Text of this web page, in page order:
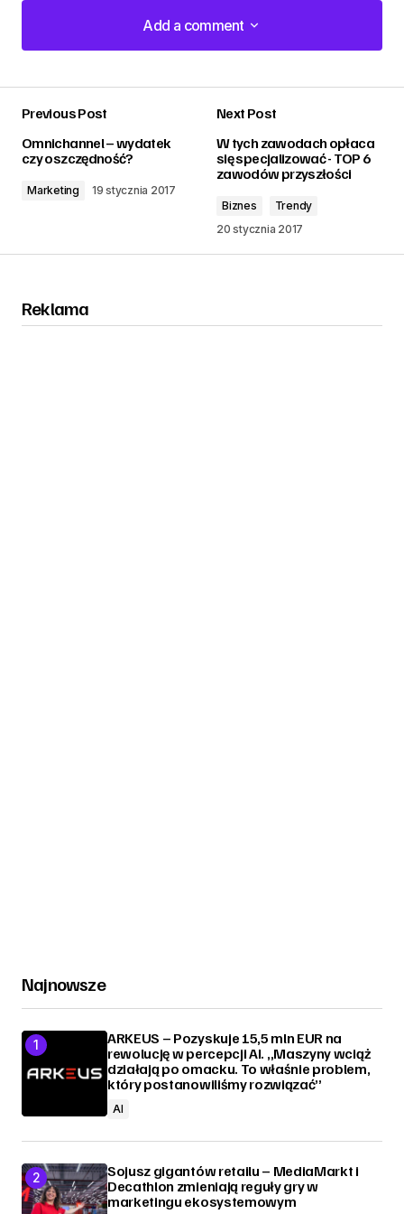
Add a comment
Add a comment
Previous Post
Omnichannel – wydatek
czy oszczędność?
Marketing 19 stycznia 2017
Next Post
W tych zawodach opłaca
się specjalizować - TOP 6
zawodów przyszłości
Biznes
Trendy
20 stycznia 2017
Reklama
Najnowsze
ARKEUS – Pozyskuje 15,5 mln EUR na
rewolucję w percepcji AI. „Maszyny wciąż
działają po omacku. To właśnie problem,
który postanowiliśmy rozwiązać”
AI
Sojusz gigantów retailu – MediaMarkt i
Decathlon zmieniają reguły gry w
marketingu ekosystemowym